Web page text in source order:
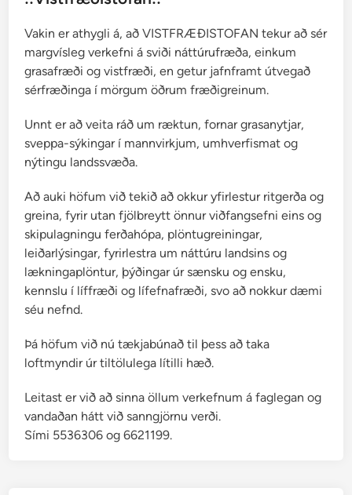
Vakin er athygli á, að VISTFRÆÐISTOFAN tekur að sér
margvísleg verkefni á sviði náttúrufræða, einkum
grasafræði og vistfræði, en getur jafnframt útvegað
sérfræðinga í mörgum öðrum fræðigreinum.
Unnt er að veita ráð um ræktun, fornar grasanytjar,
sveppa-sýkingar í mannvirkjum, umhverfismat og
nýtingu landssvæða.
Að auki höfum við tekið að okkur yfirlestur ritgerða og
greina, fyrir utan fjölbreytt önnur viðfangsefni eins og
skipulagningu ferðahópa, plöntugreiningar,
leiðarlýsingar, fyrirlestra um náttúru landsins og
lækningaplöntur, þýðingar úr sænsku og ensku,
kennslu í líffræði og lífefnafræði, svo að nokkur dæmi
séu nefnd.
Þá höfum við nú tækjabúnað til þess að taka
loftmyndir úr tiltölulega lítilli hæð.
Leitast er við að sinna öllum verkefnum á faglegan og
vandaðan hátt við sanngjörnu verði.
Sími 5536306 og 6621199.